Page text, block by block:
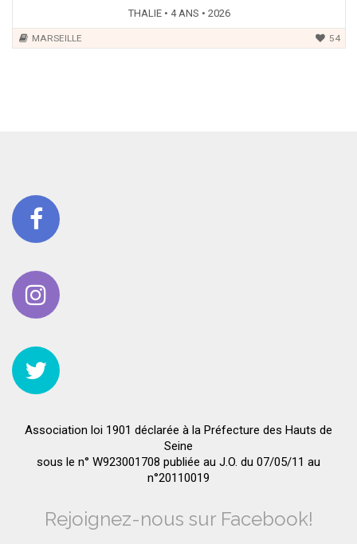
THALIE • 4 ANS • 2026
MARSEILLE 54
Association loi 1901 déclarée à la Préfecture des Hauts de
Seine
sous le n° W923001708 publiée au J.O. du 07/05/11 au
n°20110019
Rejoignez-nous sur Facebook!